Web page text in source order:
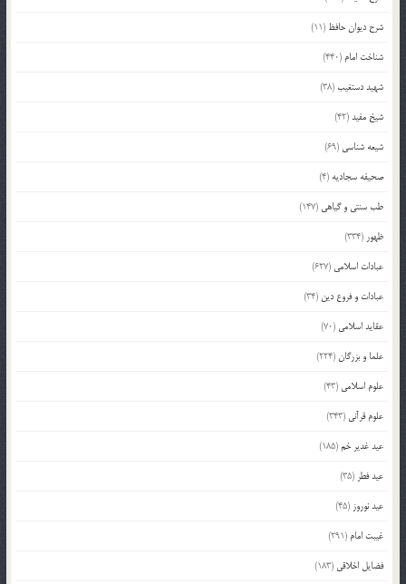
شرح دیوان حافظ (11)
شناخت امام (440)
شهید دستغیب(38)
شیخ مفید(42)
شیعه شناسی (69)
صحیفه سجادیه (4)
طب سنتی و گیاهی (147)
ظهور (334)
عبادات اسلامی (627)
عبادات و فروع دین (34)
عقاید اسلامی (70)
علما و بزرگان (224)
علوم اسلامی (43)
علوم قرآنی (343)
عید غدیر خم(185)
عید فطر (35)
عید نوروز (45)
غیبت امام (291)
فضایل اخلاقی (183)